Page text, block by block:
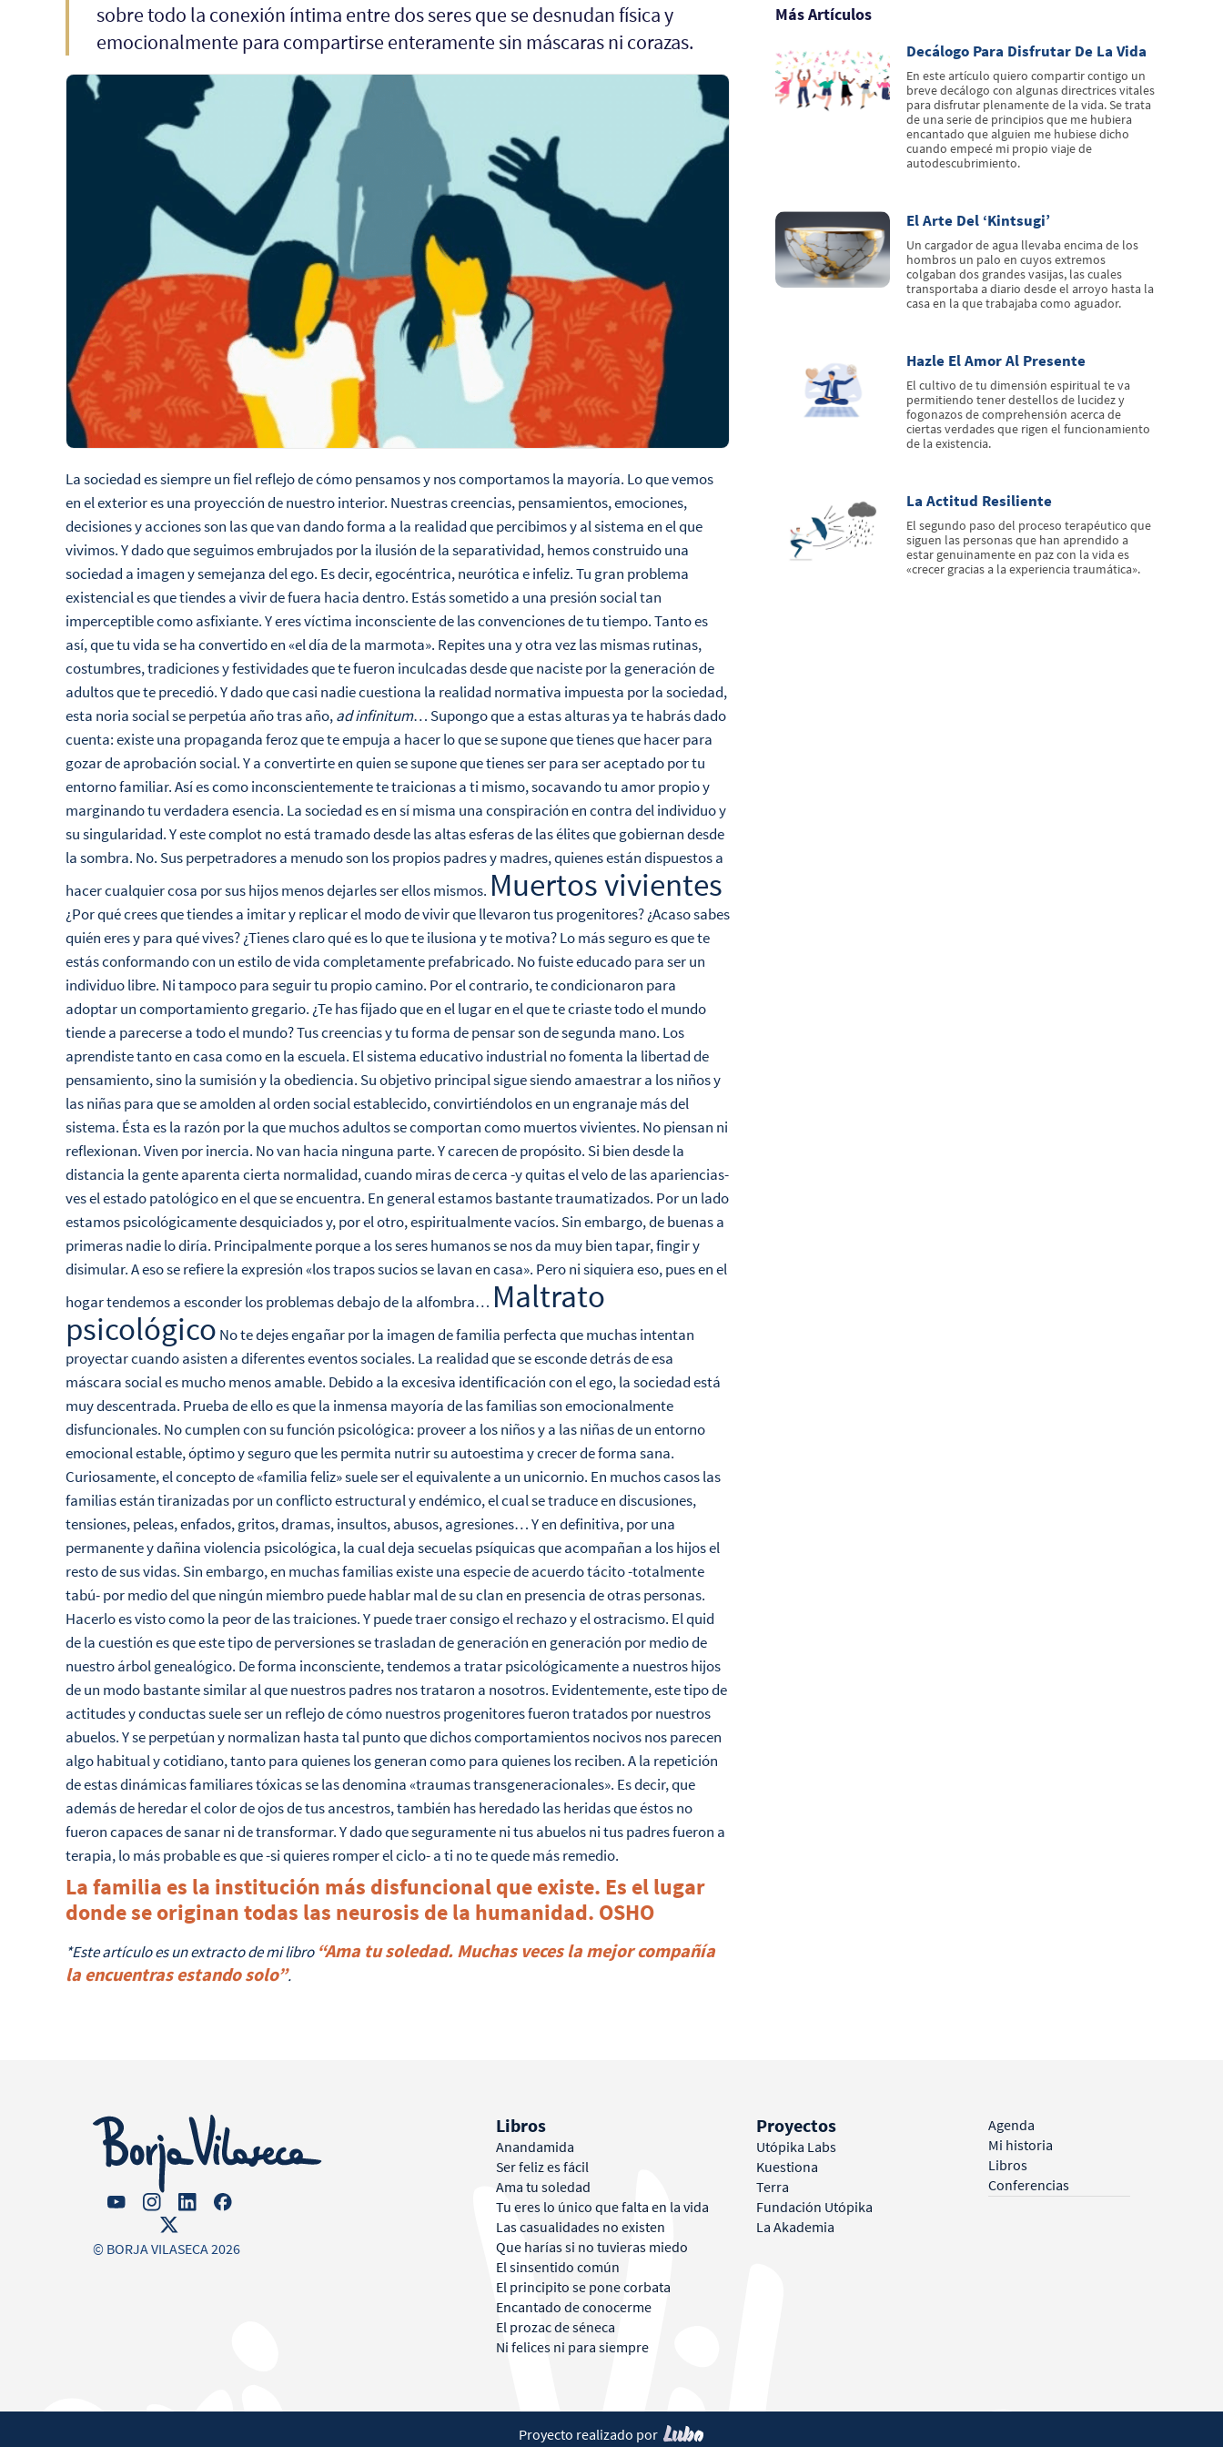
sobre todo la conexión íntima entre dos seres que se desnudan física y
emocionalmente para compartirse enteramente sin máscaras ni corazas.
La sociedad es siempre un fiel reflejo de cómo pensamos y nos comportamos la mayoría. Lo que vemos
en el exterior es una proyección de nuestro interior. Nuestras creencias, pensamientos, emociones,
decisiones y acciones son las que van dando forma a la realidad que percibimos y al sistema en el que
vivimos. Y dado que seguimos embrujados por la ilusión de la separatividad, hemos construido una
sociedad a imagen y semejanza del ego. Es decir, egocéntrica, neurótica e infeliz. Tu gran problema
existencial es que tiendes a vivir de fuera hacia dentro. Estás sometido a una presión social tan
imperceptible como asfixiante. Y eres víctima inconsciente de las convenciones de tu tiempo. Tanto es
así, que tu vida se ha convertido en «el día de la marmota». Repites una y otra vez las mismas rutinas,
costumbres, tradiciones y festividades que te fueron inculcadas desde que naciste por la generación de
adultos que te precedió. Y dado que casi nadie cuestiona la realidad normativa impuesta por la sociedad,
esta noria social se perpetúa año tras año,ad infinitum… Supongo que a estas alturas ya te habrás dado
cuenta: existe una propaganda feroz que te empuja a hacer lo que se supone que tienes que hacer para
gozar de aprobación social. Y a convertirte en quien se supone que tienes ser para ser aceptado por tu
entorno familiar. Así es como inconscientemente te traicionas a ti mismo, socavando tu amor propio y
marginando tu verdadera esencia. La sociedad es en sí misma una conspiración en contra del individuo y
su singularidad. Y este complot no está tramado desde las altas esferas de las élites que gobiernan desde
la sombra. No. Sus perpetradores a menudo son los propios padres y madres, quienes están dispuestos a
hacer cualquier cosa por sus hijos menos dejarles ser ellos mismos. Muertos vivientes
¿Por qué crees que tiendes a imitar y replicar el modo de vivir que llevaron tus progenitores? ¿Acaso sabes
quién eres y para qué vives? ¿Tienes claro qué es lo que te ilusiona y te motiva? Lo más seguro es que te
estás conformando con un estilo de vida completamente prefabricado. No fuiste educado para ser un
individuo libre. Ni tampoco para seguir tu propio camino. Por el contrario, te condicionaron para
adoptar un comportamiento gregario. ¿Te has fijado que en el lugar en el que te criaste todo el mundo
tiende a parecerse a todo el mundo? Tus creencias y tu forma de pensar son de segunda mano. Los
aprendiste tanto en casa como en la escuela. El sistema educativo industrial no fomenta la libertad de
pensamiento, sino la sumisión y la obediencia. Su objetivo principal sigue siendo amaestrar a los niños y
las niñas para que se amolden al orden social establecido, convirtiéndolos en un engranaje más del
sistema. Ésta es la razón por la que muchos adultos se comportan como muertos vivientes. No piensan ni
reflexionan. Viven por inercia. No van hacia ninguna parte. Y carecen de propósito. Si bien desde la
distancia la gente aparenta cierta normalidad, cuando miras de cerca -y quitas el velo de las apariencias-
ves el estado patológico en el que se encuentra. En general estamos bastante traumatizados. Por un lado
estamos psicológicamente desquiciados y, por el otro, espiritualmente vacíos. Sin embargo, de buenas a
primeras nadie lo diría. Principalmente porque a los seres humanos se nos da muy bien tapar, fingir y
disimular. A eso se refiere la expresión «los trapos sucios se lavan en casa». Pero ni siquiera eso, pues en el
hogar tendemos a esconder los problemas debajo de la alfombra… Maltrato
psicológico No te dejes engañar por la imagen de familia perfecta que muchas intentan
proyectar cuando asisten a diferentes eventos sociales. La realidad que se esconde detrás de esa
máscara social es mucho menos amable. Debido a la excesiva identificación con el ego, la sociedad está
muy descentrada. Prueba de ello es que la inmensa mayoría de las familias son emocionalmente
disfuncionales. No cumplen con su función psicológica: proveer a los niños y a las niñas de un entorno
emocional estable, óptimo y seguro que les permita nutrir su autoestima y crecer de forma sana.
Curiosamente, el concepto de «familia feliz» suele ser el equivalente a un unicornio. En muchos casos las
familias están tiranizadas por un conflicto estructural y endémico, el cual se traduce en discusiones,
tensiones, peleas, enfados, gritos, dramas, insultos, abusos, agresiones… Y en definitiva, por una
permanente y dañina violencia psicológica, la cual deja secuelas psíquicas que acompañan a los hijos el
resto de sus vidas. Sin embargo, en muchas familias existe una especie de acuerdo tácito -totalmente
tabú- por medio del que ningún miembro puede hablar mal de su clan en presencia de otras personas.
Hacerlo es visto como la peor de las traiciones. Y puede traer consigo el rechazo y el ostracismo. El quid
de la cuestión es que este tipo de perversiones se trasladan de generación en generación por medio de
nuestro árbol genealógico. De forma inconsciente, tendemos a tratar psicológicamente a nuestros hijos
de un modo bastante similar al que nuestros padres nos trataron a nosotros. Evidentemente, este tipo de
actitudes y conductas suele ser un reflejo de cómo nuestros progenitores fueron tratados por nuestros
abuelos. Y se perpetúan y normalizan hasta tal punto que dichos comportamientos nocivos nos parecen
algo habitual y cotidiano, tanto para quienes los generan como para quienes los reciben. A la repetición
de estas dinámicas familiares tóxicas se las denomina «traumas transgeneracionales». Es decir, que
además de heredar el color de ojos de tus ancestros, también has heredado las heridas que éstos no
fueron capaces de sanar ni de transformar. Y dado que seguramente ni tus abuelos ni tus padres fueron a
terapia, lo más probable es que -si quieres romper el ciclo- a ti no te quede más remedio.
La familia es la institución más disfuncional que existe. Es el lugar
donde se originan todas las neurosis de la humanidad. OSHO
*Este artículo es un extracto de mi libro “Ama tu soledad. Muchas veces la mejor compañía
la encuentras estando solo”.
Más Artículos
Decálogo Para Disfrutar De La Vida
En este artículo quiero compartir contigo un
breve decálogo con algunas directrices vitales
para disfrutar plenamente de la vida. Se trata
de una serie de principios que me hubiera
encantado que alguien me hubiese dicho
cuando empecé mi propio viaje de
autodescubrimiento.
El Arte Del ‘kintsugi’
Un cargador de agua llevaba encima de los
hombros un palo en cuyos extremos
colgaban dos grandes vasijas, las cuales
transportaba a diario desde el arroyo hasta la
casa en la que trabajaba como aguador.
Hazle El Amor Al Presente
El cultivo de tu dimensión espiritual te va
permitiendo tener destellos de lucidez y
fogonazos de comprehensión acerca de
ciertas verdades que rigen el funcionamiento
de la existencia.
La Actitud Resiliente
El segundo paso del proceso terapéutico que
siguen las personas que han aprendido a
estar genuinamente en paz con la vida es
«crecer gracias a la experiencia traumática».
© BORJA VILASECA 2026
Libros
Anandamida
Ser feliz es fácil
Ama tu soledad
Tu eres lo único que falta en la vida
Las casualidades no existen
Que harías si no tuvieras miedo
El sinsentido común
El principito se pone corbata
Encantado de conocerme
El prozac de séneca
Ni felices ni para siempre
Proyectos
Utópika Labs
Kuestiona
Terra
Fundación Utópika
La Akademia
Agenda
Mi historia
Libros
Conferencias
Proyecto realizado por